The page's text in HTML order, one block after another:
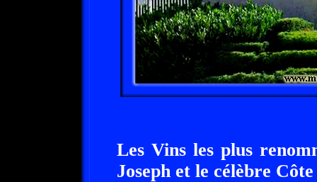
Les Vins les plus
Joseph et le célèbre